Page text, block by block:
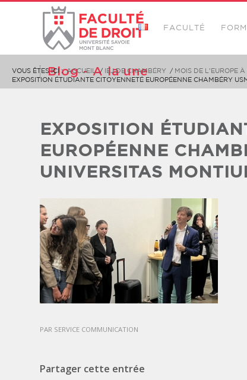
FACULTÉ
Blog - A la une
VOUS ÊTES ICI : ACCUEIL / IEJ DE CHAMBÉRY / MOIS DE L’EUROPE
EXPOSITION ÉTUDIANTE CITOYENNETÉ EUROPÉENNE CHAMBÉRY
EXPOSITION
EUROPÉENNE
UNIVERSITAS
PAR SERVICE COMMUNICATION
Partager cette entrée